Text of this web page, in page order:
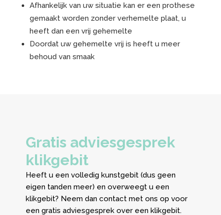
Afhankelijk van uw situatie kan er een prothese
gemaakt worden zonder verhemelte plaat, u
heeft dan een vrij gehemelte
Doordat uw gehemelte vrij is heeft u meer
behoud van smaak
Gratis adviesgesprek
klikgebit
Heeft u een volledig kunstgebit (dus geen
eigen tanden meer) en overweegt u een
klikgebit? Neem dan contact met ons op voor
een gratis adviesgesprek over een klikgebit.